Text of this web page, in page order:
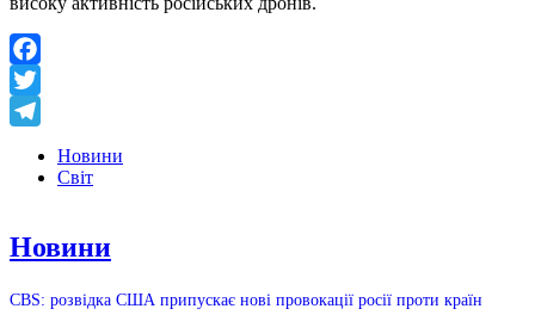
Facebook
Twitter
Новини
Світ
Новини
CBS: розвідка США припускає нові провокації росії проти країн